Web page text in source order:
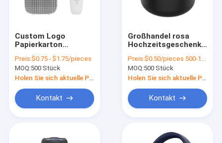
Custom Logo
Papierkarton
Klappfarbe Weiß /
Schwarz / Roségold
Luxus
Magnetgeschenk-
Box mit
Bandverschluss
Preis:$0.75 - $1.75/pieces
MOQ:500 Stück
Kontakt
Großhandel rosa
Hochzeitsgeschenk-
benutzerdefinierte
Papiertüte für
Geburtstagsparty
Favor
Preis:$0.50/pieces 500-1999 pieces
MOQ:500 Stück
Kontakt